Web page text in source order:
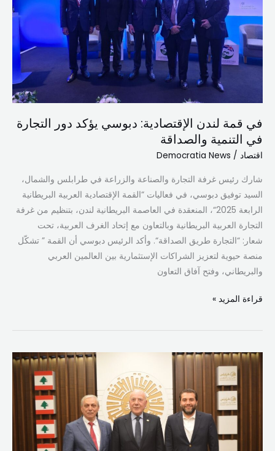
في قمة لندن الإقتصادية: دبوسي يؤكد دور التجارة
في التنمية والصداقة
اقتصاد /
Democratia News
شارك رئيس غرفة التجارة والصناعة والزراعة في طرابلس والشمال،
السيد توفيق دبوسي، في فعاليات “القمة الإقتصادية العربية البريطانية
الرابعة 2025“، المنعقدة في العاصمة البريطانية لندن، بتنظيم من غرفة
التجارة العربية البريطانية وبالتعاون مع إتحاد الغرف العربية، تحت
شعار: “التجارة طريق الصداقة“. وأكد الرئيس دبوسي أن القمة ” تشكّل
منصة حيوية لتعزيز الشراكات الإستثمارية بين العالمين العربي
والبريطاني، وفتح آفاق التعاون
دور
التجارة
في
التنمية
قراءة المزيد »
دبوسي يستقبل
كورديان
المهارات